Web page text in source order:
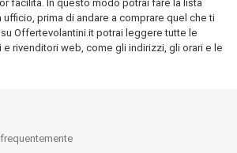
facilità. In questo modo potrai fare la lista
prima di andare a comprare quel che ti
Offertevolantini.it potrai leggere tutte le
rivenditori web, come gli indirizzi, gli orari e le